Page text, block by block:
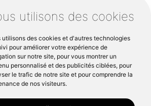
utilisons des cookies
utilisons des cookies et d'autres technologies
pour améliorer votre expérience de
sur notre site, pour vous montrer un
personnalisé et des publicités ciblées, pour
le trafic de notre site et pour comprendre la
de nos visiteurs.